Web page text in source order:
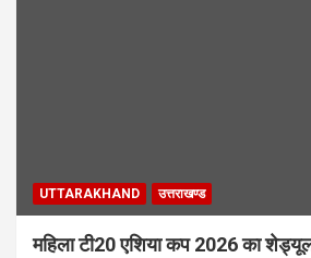
UTTARAKHAND उत्तराखण्ड
महिला टी20 एशिया कप 2026 का